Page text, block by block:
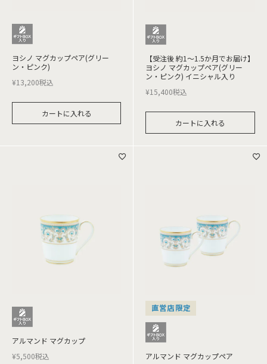
ヨシノ マグカップペア(グリー
ン・ピンク)
¥13,200税込
カートに入れる
【受注後 約1～1.5か月でお届け】
ヨシノ マグカップペア(グリー
ン・ピンク) イニシャル入り
¥15,400税込
カートに入れる
アルマンド マグカップ
¥5,500税込
直営店限定
アルマンド マグカップペア